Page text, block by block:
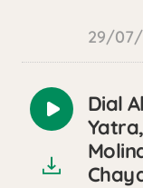
29/07/
Reproducir
audio
Dial